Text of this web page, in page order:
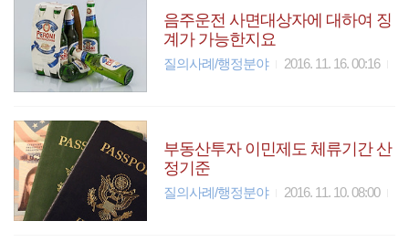
음주운전 사면대상자에 대하여 징
계가 가능한지요
질의사례/행정분야 2016. 11. 16. 00:16
부동산투자 이민제도 체류기간 산
정기준
질의사례/행정분야 2016. 11. 10. 08:00